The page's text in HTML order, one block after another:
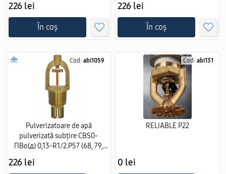
instalare verticala
226 lei
În coș
instalare verticala
226 lei
În coș
Cod: abi1059
Pulverizatoare de apă
pulverizată subțire CBS0-
ПВо(д) 0,13-R1/2.Р57 (68, 79,
instalare verticala
226 lei
Cod: abi131
RELIABLE P22
0 lei